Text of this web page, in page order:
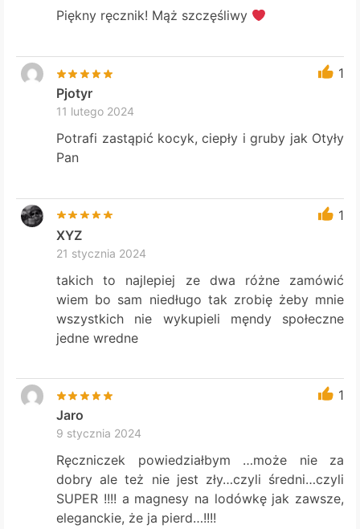
Piękny ręcznik! Mąż szczęśliwy
1
Pjotyr
11 lutego 2024
Potrafi zastąpić kocyk, ciepły i gruby jak Otyły
Pan
1
XYZ
21 stycznia 2024
takich to najlepiej ze dwa różne zamówić
wiem bo sam niedługo tak zrobię żeby mnie
wszystkich nie wykupieli męndy społeczne
jedne wredne
1
Jaro
9 stycznia 2024
Ręczniczek powiedziałbym …może nie za
dobry ale też nie jest zły…czyli średni…czyli
SUPER !!!! a magnesy na lodówkę jak zawsze,
eleganckie, że ja pierd…!!!!